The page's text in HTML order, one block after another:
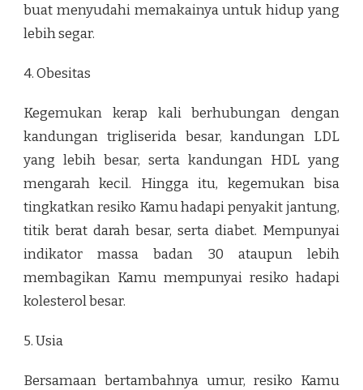
buat menyudahi memakainya untuk hidup yang
lebih segar.
4. Obesitas
Kegemukan kerap kali berhubungan dengan
kandungan trigliserida besar, kandungan LDL
yang lebih besar, serta kandungan HDL yang
mengarah kecil. Hingga itu, kegemukan bisa
tingkatkan resiko Kamu hadapi penyakit jantung,
titik berat darah besar, serta diabet. Mempunyai
indikator massa badan 30 ataupun lebih
membagikan Kamu mempunyai resiko hadapi
kolesterol besar.
5. Usia
Bersamaan bertambahnya umur, resiko Kamu